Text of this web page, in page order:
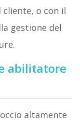
cliente, o con il
gestione del
abilitatore
altamente